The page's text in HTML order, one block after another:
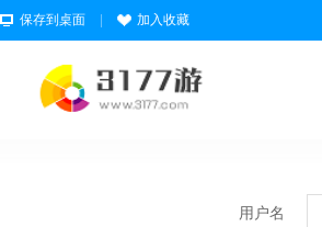
保存到桌面 加入收藏
用户名